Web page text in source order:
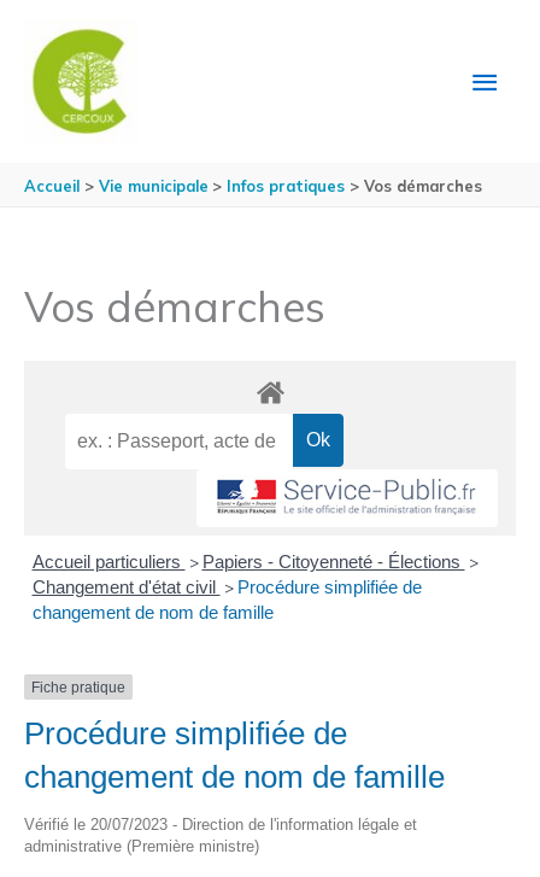
Accueil Vie municipale Infos pratiques Vos démarches
Vos démarches
Accueil particuliers > Papiers - Citoyenneté - Élections >
Changement d'état civil > Procédure simplifiée de
changement de nom de famille
Fiche pratique
Procédure simplifiée de
changement de nom de famille
Vérifié le 20/07/2023 - Direction de l'information légale et
administrative (Première ministre)